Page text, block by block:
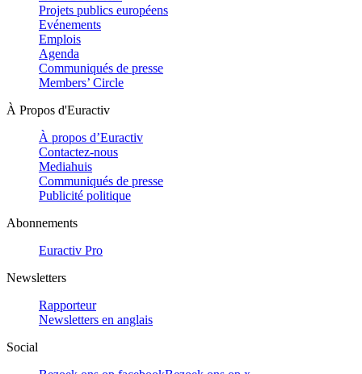
Projets publics européens
Evénements
Emplois
Agenda
Communiqués de presse
Members’ Circle
À Propos d'Euractiv
À propos d’Euractiv
Contactez-nous
Mediahuis
Communiqués de presse
Publicité politique
Abonnements
Euractiv Pro
Newsletters
Rapporteur
Newsletters en anglais
Social